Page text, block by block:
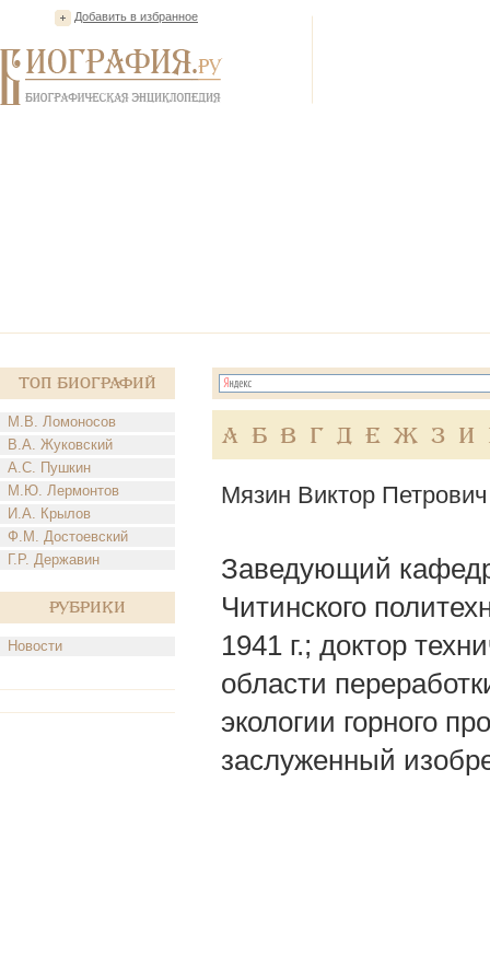
Добавить в избранное
Топ Биографий
М.В. Ломоносов
В.А. Жуковский
А.С. Пушкин
М.Ю. Лермонтов
И.А. Крылов
Ф.М. Достоевский
Г.Р. Державин
Рубрики
Новости
А Б В Г Д Е Ж З И
Мязин Виктор Петрович
Заведующий
Читинского
1941 г.; доктор
области
экологии горного
заслуженный